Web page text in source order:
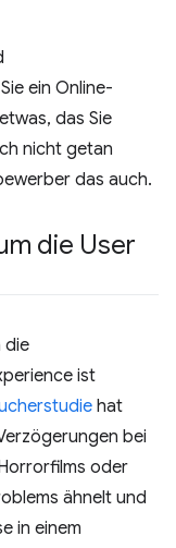
ein Online-
das Sie
nicht getan
das auch.
die User
die
ist
hat
bei
oder
ähnelt und
in einem